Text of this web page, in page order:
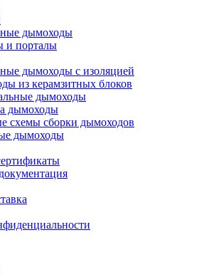
дымоходы
и порталы
дымоходы с изоляцией
из керамзитных блоков
дымоходы
дымоходы
схемы сборки дымоходов
дымоходы